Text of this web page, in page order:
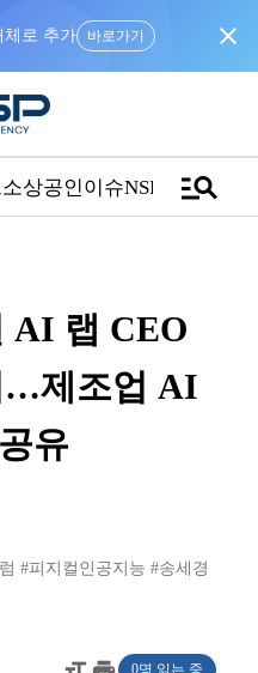
체로 추가 바로가기 close
소상공인이슈NSPTVmanage_search
AI 랩 CEO
…제조업 AI
유
#피지컬인공지능 #송세경
0명 읽는 중